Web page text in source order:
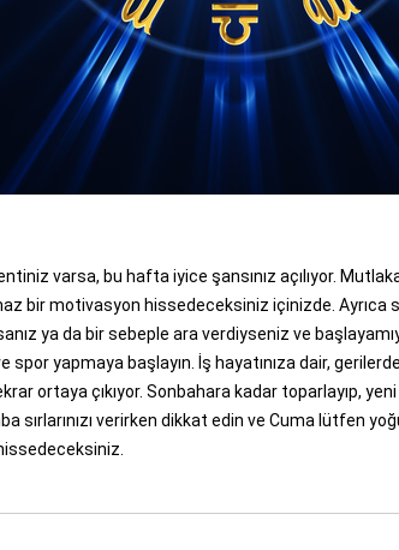
varsa, bu hafta iyice şansınız açılıyor.
bir motivasyon hissedeceksiniz içinizde. Ayrıca
ya da bir sebeple ara verdiyseniz ve
spor yapmaya başlayın. İş hayatınıza dair,
ortaya çıkıyor. Sonbahara kadar toparlayıp,
sırlarınızı verirken dikkat edin ve Cuma lütfen yoğun